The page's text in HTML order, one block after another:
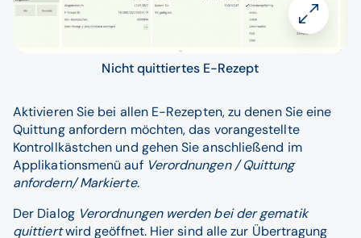
Nicht quittiertes E-Rezept
Aktivieren Sie bei allen E-Rezepten, zu denen Sie eine
Quittung anfordern möchten, das vorangestellte
Kontrollkästchen und gehen Sie anschließend im
Applikationsmenü auf Verordnungen / Quittung
anfordern/ Markierte.
Der Dialog Verordnungen werden bei der gematik
quittiertwird geöffnet. Hier sind alle zur Übertragung